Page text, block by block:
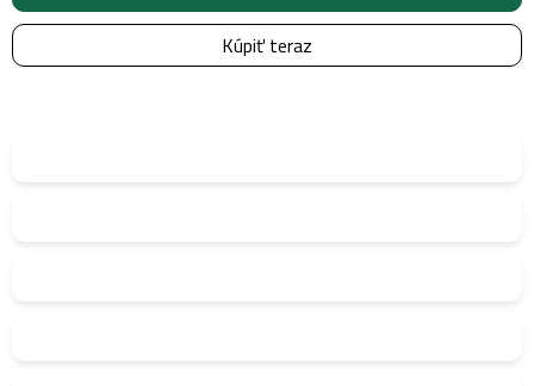
Kúpiť teraz